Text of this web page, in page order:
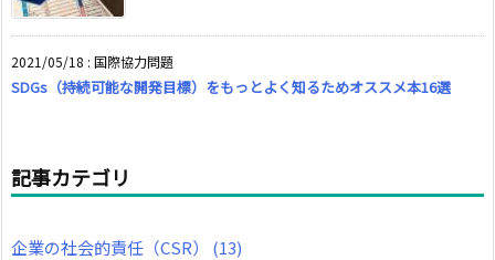
2021/05/18 : 国際協力問題
SDGs（持続可能な開発目標）をもっとよく知るためオススメ本16選
記事カテゴリ
企業の社会的責任（CSR） (13)